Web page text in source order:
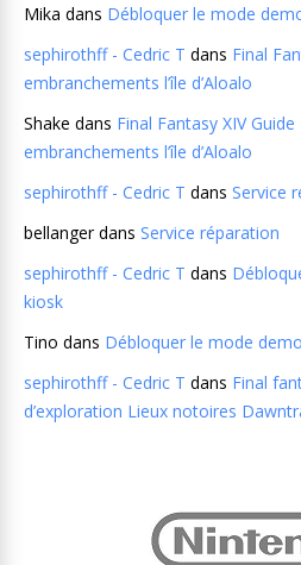
Mika dans Débloquer le mode
sephirothff - Cedric T dans Final
embranchements l’île d’Aloalo
Shake dans Final Fantasy XIV
embranchements l’île d’Aloalo
sephirothff - Cedric T dans Service
bellangerdans Service réparation
sephirothff - Cedric T dans
kiosk
Tino dans Débloquer le mode
sephirothff - Cedric T dans Final
d’exploration Lieux notoires